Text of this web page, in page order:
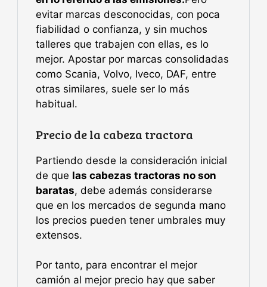
evitar marcas desconocidas, con poca
fiabilidad o confianza, y sin muchos
talleres que trabajen con ellas, es lo
mejor. Apostar por marcas consolidadas
como Scania, Volvo, Iveco, DAF, entre
otras similares, suele ser lo más
habitual.
Precio de la cabeza tractora
Partiendo desde la consideración inicial
de que las cabezas tractoras no son
baratas, debe además considerarse
que en los mercados de segunda mano
los precios pueden tener umbrales muy
extensos.
Por tanto, para encontrar el mejor
camión al mejor precio hay que saber